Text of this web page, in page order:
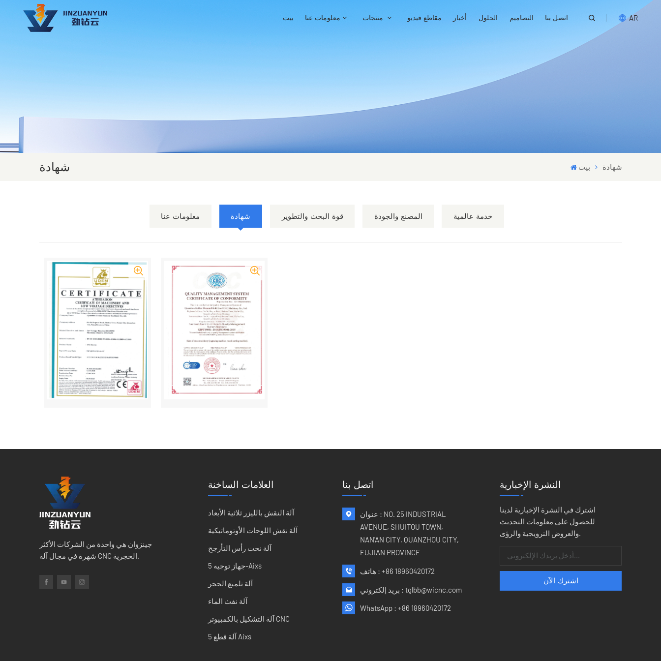
بيت معلومات عنا مقاطع فيديو أخبار الحلول التصاميم اتصل بنا AR
العربية
شهادة بيت شهادة
معلومات عنا شهادة قوة البحث والتطوير المصنع والجودة خدمة عالمية
جينزوان هي واحدة من الشركات الأكثر
العلامات الساخنة
آلة النقش بالليزر ثلاثية الأبعاد
آلة نقش اللوحات الأوتوماتيكية
آلة نحت رأس التأرجح
جهاز توجيه 5-Aixs
آلة تلميع الحجر
آلة نفث الماء
آلة التشكيل بالكمبيوتر CNC
آلة قطع 5 Aixs
اتصل بنا
عنوان : NO. 25 INDUSTRIAL
AVENUE, SHUITOU TOWN,
NAN'AN CITY, QUANZHOU CITY,
FUJIAN PROVINCE
هاتف : +86 18960420172
بريد إلكتروني : tglbb@wicnc.com
WhatsApp : +86 18960420172
النشرة الإخبارية
اشترك في النشرة الإخبارية لدينا
للحصول على معلومات التحديث
والعروض الترويجية والرؤى.